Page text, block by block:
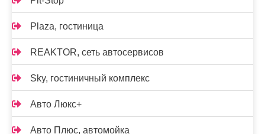
Plaza, гостиница
REAKTOR, сеть автосервисов
Sky, гостиничный комплекс
Авто Люкс+
Авто Плюс, автомойка